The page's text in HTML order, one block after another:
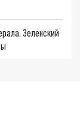
Зеленский